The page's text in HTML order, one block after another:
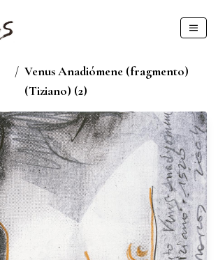
/ Venus Anadiómene (fragmento)
(Tiziano) (2)